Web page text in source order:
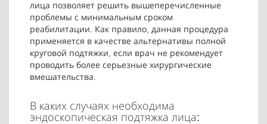
лица позволяет решить вышеперечисленные
проблемы с минимальным сроком
реабилитации. Как правило, данная процедура
применяется в качестве альтернативы полной
круговой подтяжки, если врач не рекомендует
проводить более серьезные хирургические
вмешательства.
В каких случаях необходима
эндоскопическая подтяжка лица: